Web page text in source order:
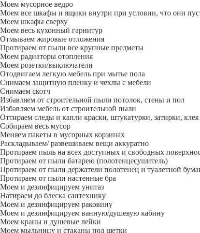
Моем мусорное ведро
Моем все шкафы и ящики внутри при условии, что они
Моем шкафы сверху
Моем весь кухонный гарнитур
Отмываем жировые отложения
Протираем от пыли все крупные предметы
Моем радиаторы отопления
Моем розетки/выключатели
Отодвигаем легкую мебель при мытье пола
Снимаем защитную пленку и чехлы с мебели
Снимаем скотч
Избавляем от строительной пыли потолок, стены и пол
Избавляем мебель от строительной пыли
Оттираем следы и капли краски, штукатурки, затирки,
Собираем весь мусор
Меняем пакеты в мусорных корзинах
Раскладываем/ развешиваем вещи аккуратно
Протираем пыль на всех доступных и свободных
Протираем от пыли батарею (полотенцесушитель)
Протираем от пыли держатели полотенец и туалетной
Протираем от пыли настенные бра
Моем и дезинфицируем унитаз
Натираем до блеска сантехнику
Моем и дезинфицируем раковину
Моем и дезинфицируем ванную/душевую кабину
Моем краны и душевые лейки
Моем мыльницу и стаканы под щетки